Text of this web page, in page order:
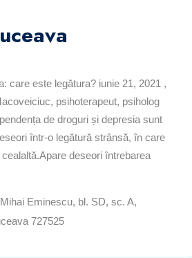
care este legătura? iunie 21, 2021 ,
psihoterapeut, psiholog
de droguri și depresia sunt
într-o legătură strânsă, în care
deseori întrebarea
Eminescu, bl. SD, sc. A,
727525